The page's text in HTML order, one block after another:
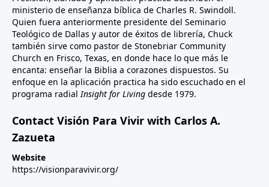
ministerio de enseñanza bíblica de Charles R. Swindoll.
Quien fuera anteriormente presidente del Seminario
Teológico de Dallas y autor de éxitos de librería, Chuck
también sirve como pastor de Stonebriar Community
Church en Frisco, Texas, en donde hace lo que más le
encanta: enseñar la Biblia a corazones dispuestos. Su
enfoque en la aplicación practica ha sido escuchado en el
programa radialInsight for Living desde 1979.
Contact Visión Para Vivir with Carlos A.
Zazueta
Website
https://visionparavivir.org/